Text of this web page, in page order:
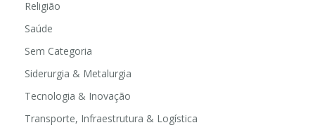
Religião
Saúde
Sem Categoria
Siderurgia & Metalurgia
Tecnologia & Inovação
Transporte, Infraestrutura & Logística